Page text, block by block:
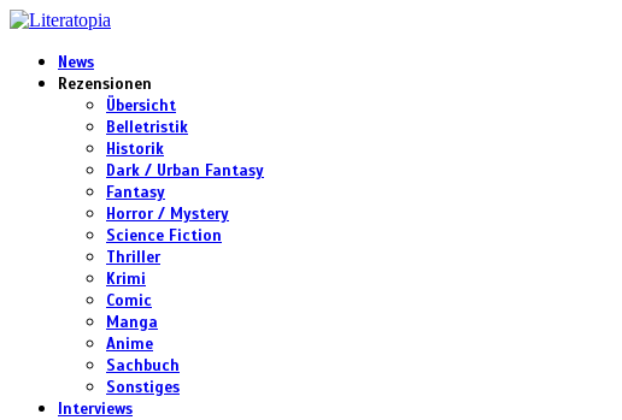
News
Rezensionen
Übersicht
Belletristik
Historik
Dark / Urban Fantasy
Fantasy
Horror / Mystery
Science Fiction
Thriller
Krimi
Comic
Manga
Anime
Sachbuch
Sonstiges
Interviews